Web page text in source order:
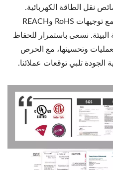
نقل الطاقة الكهربائية.
علاوة على ذلك، تتوافق منتجاتنا مع توجيهات RoHS وREACH
نسعى باستمرار للحفاظ
وتحسينها، مع الحرص
تلبي توقعات عملائنا.